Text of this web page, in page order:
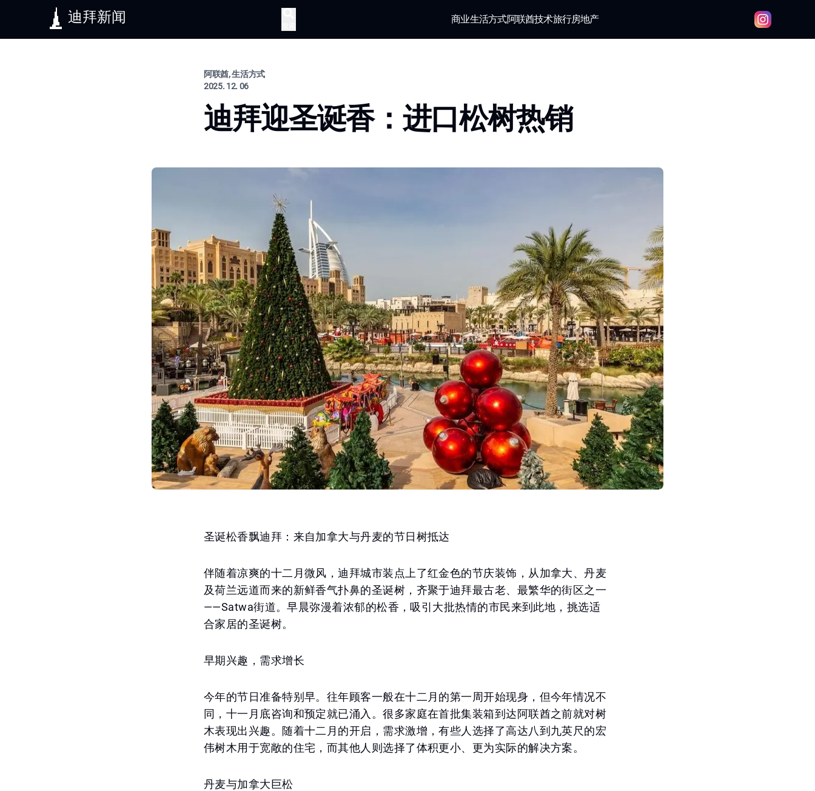
迪拜新闻 商业生活方式阿联酋技术旅行房地产
阿联酋, 生活方式
2025. 12. 06
迪拜迎圣诞香：进口松树热销
圣诞松香飘迪拜：来自加拿大与丹麦的节日树抵达
伴随着凉爽的十二月微风，迪拜城市装点上了红金色的节庆装饰，从加拿大、丹麦
及荷兰远道而来的新鲜香气扑鼻的圣诞树，齐聚于迪拜最古老、最繁华的街区之一
——Satwa街道。早晨弥漫着浓郁的松香，吸引大批热情的市民来到此地，挑选适
合家居的圣诞树。
早期兴趣，需求增长
今年的节日准备特别早。往年顾客一般在十二月的第一周开始现身，但今年情况不
同，十一月底咨询和预定就已涌入。很多家庭在首批集装箱到达阿联酋之前就对树
木表现出兴趣。随着十二月的开启，需求激增，有些人选择了高达八到九英尺的宏
伟树木用于宽敞的住宅，而其他人则选择了体积更小、更为实际的解决方案。
丹麦与加拿大巨松